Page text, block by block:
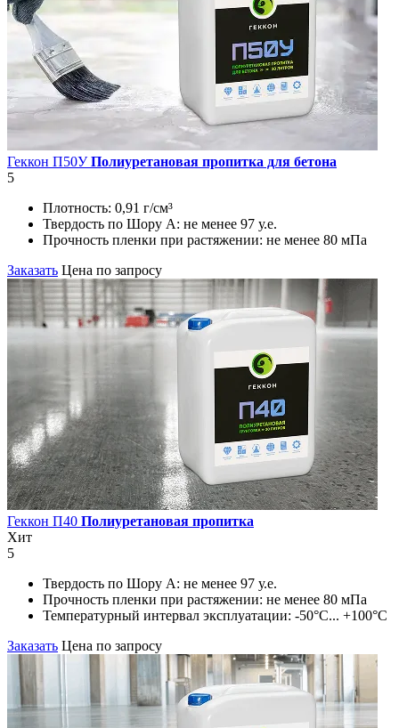
Геккон П50УПолиуретановая пропитка для бетона
5
Плотность: 0,91 г/см³
Твердость по Шору А: не менее 97 у.е.
Прочность пленки при растяжении: не менее 80 мПа
Заказать Цена по запросу
Геккон П40 Полиуретановая пропитка
Хит
5
Твердость по Шору А: не менее 97 у.е.
Прочность пленки при растяжении: не менее 80 мПа
Температурный интервал эксплуатации: -50°С... +100°С
Заказать Цена по запросу